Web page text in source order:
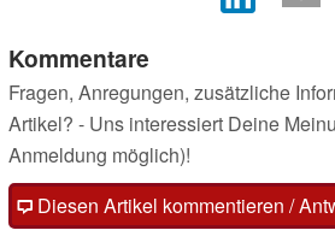
Kommentare
Fragen, Anregungen, zusätzliche
Artikel? - Uns interessiert Deine
Anmeldung möglich)!
Diesen Artikel kommentieren /